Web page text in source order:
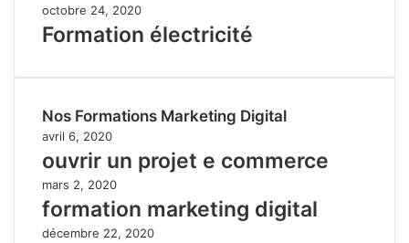
octobre 24, 2020
Formation électricité
Nos Formations Marketing Digital
avril 6, 2020
ouvrir un projet e commerce
mars 2, 2020
formation marketing digital
décembre 22, 2020